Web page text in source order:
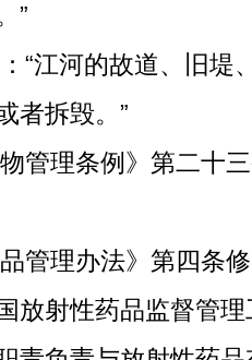
”
“江河的故道、旧堤
者拆毁。”
管理条例》第二十
管理办法》第四条
放射性药品监督管